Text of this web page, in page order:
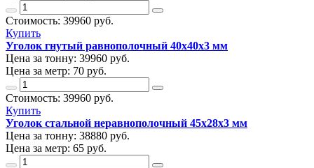
Стоимость: 39960 руб.
Купить
Уголок гнутый равнополочный 40х40х3 мм
Цена за тонну: 39960 руб.
Цена за метр: 70 руб.
Стоимость: 39960 руб.
Купить
Уголок стальной неравнополочный 45х28х3 мм
Цена за тонну: 38880 руб.
Цена за метр: 65 руб.